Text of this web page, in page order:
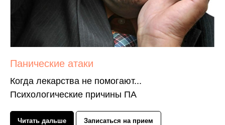
Панические атаки
Когда лекарства не помогают...
Психологические причины ПА
Читать дальше Записаться на прием